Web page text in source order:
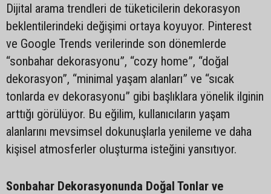
Dijital arama trendleri de tüketicilerin dekorasyon
beklentilerindeki değişimi ortaya koyuyor. Pinterest
ve Google Trends verilerinde son dönemlerde
“sonbahar dekorasyonu”, “cozy home”, “doğal
dekorasyon”, “minimal yaşam alanları” ve “sıcak
tonlarda ev dekorasyonu” gibi başlıklara yönelik ilginin
arttığı görülüyor. Bu eğilim, kullanıcıların yaşam
alanlarını mevsimsel dokunuşlarla yenileme ve daha
kişisel atmosferler oluşturma isteğini yansıtıyor.
Sonbahar Dekorasyonunda Doğal Tonlar ve